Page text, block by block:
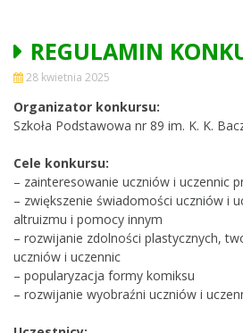
REGULAMIN
28 kwietnia 2025
Organizator konkursu:
Szkoła Podstawowa nr 89 im. K. K.
Cele konkursu:
– zainteresowanie uczniów i uczennic
– zwiększenie świadomości uczniów i
altruizmu i pomocy innym
– rozwijanie zdolności plastycznych,
uczniów i uczennic
– popularyzacja formy komiksu
– rozwijanie wyobraźni uczniów i